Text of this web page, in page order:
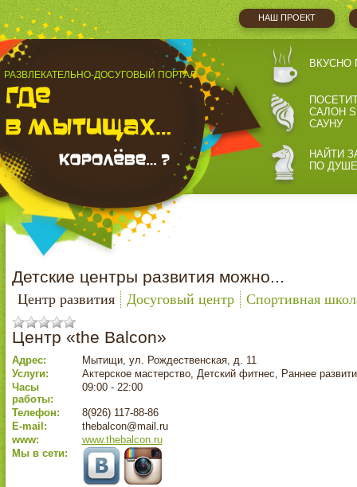
НАШ ПРОЕКТ
РАЗВЛЕКАТЕЛЬНО-ДОСУГОВЫЙ ПОРТАЛ
ВКУСНО
САЛОН
САУНУ
НАЙТИ
ПО ДУШЕ
Детские центры развития можно...
Центр развития Досуговый центр Спортивная
Центр «the Balcon»
Адрес:
Мытищи, ул. Рождественская, д. 11
Услуги:
Актерское мастерство, Детский фитнес, Раннее
Часы
работы:
09:00 - 22:00
Телефон:
8(926) 117-88-86
E-mail:
thebalcon@mail.ru
www:
www.thebalcon.ru
Мы в сети: